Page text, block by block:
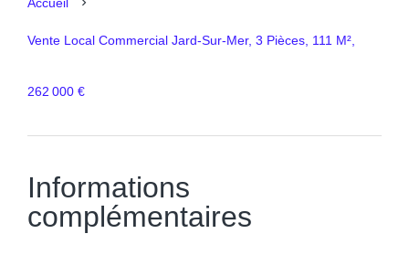
Vente Local Commercial Jard-Sur-Mer, 3 Pièces, 111 M²,
262 000 €
Informations
complémentaires